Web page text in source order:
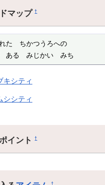
マップ†
た　ちかつうろへの
ある　みじかい　みち
キシティ
シシティ
イント†
†